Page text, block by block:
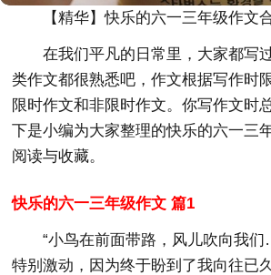
【精华】快乐的六一三年级作文
在我们平凡的日常里，大家都写
类作文都很熟悉吧，作文根据写作时
限时作文和非限时作文。你写作文时
下是小编为大家整理的快乐的六一三
阅读与收藏。
快乐的六一三年级作文 篇1
“小鸟在前面带路，风儿吹向我
特别激动，因为终于盼到了我向往已